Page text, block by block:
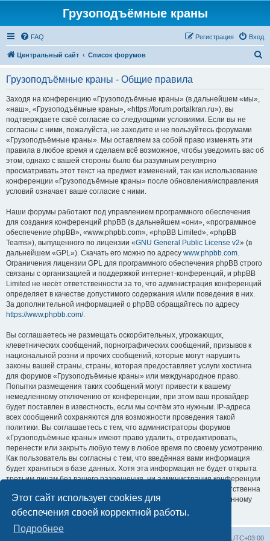
Этот сайт использует cookies для
обеспечения своей корректной работы.
Подробнее
Грузоподъёмные краны
FAQ Вход
Регистрация
Центральный сайт Список форумов
Грузоподъёмные краны - Общие правила
Заходя на конференцию «Грузоподъёмные краны» (в дальнейшем «мы»,
«наш», «Грузоподъёмные краны», «https://forum.portalkran.ru»), вы
подтверждаете своё согласие со следующими условиями. Если вы не
согласны с ними, пожалуйста, не заходите и не пользуйтесь форумами
«Грузоподъёмные краны». Мы оставляем за собой право изменять эти
правила в любое время и сделаем всё возможное, чтобы уведомить вас об
этом, однако с вашей стороны было бы разумным регулярно
просматривать этот текст на предмет изменений, так как использование
конференции «Грузоподъёмные краны» после обновления/исправления
условий означает ваше согласие с ними.
Наши форумы работают под управлением программного обеспечения
для создания конференций phpBB (в дальнейшем «они», «программное
обеспечение phpBB», «www.phpbb.com», «phpBB Limited», «phpBB
Teams»), выпущенного по лицензии «GNU General Public License v2» (в
дальнейшем «GPL»). Скачать его можно по адресу www.phpbb.com.
Ограничения лицензии GPL для программного обеспечения phpBB строго
связаны с организацией и поддержкой интернет-конференций, и phpBB
Limited не несёт ответственности за то, что администрация конференций
определяет в качестве допустимого содержания и/или поведения в них.
За дополнительной информацией о phpBB обращайтесь по адресу
https://www.phpbb.com/.
Вы соглашаетесь не размещать оскорбительных, угрожающих,
клеветнических сообщений, порнографических сообщений, призывов к
национальной розни и прочих сообщений, которые могут нарушить
законы вашей страны, страны, которая предоставляет услуги хостинга
для форумов «Грузоподъёмные краны» или международное право.
Попытки размещения таких сообщений могут привести к вашему
немедленному отключению от конференции, при этом ваш провайдер
будет поставлен в известность, если мы сочтём это нужным. IP-адреса
всех сообщений сохраняются для возможности проведения такой
политики. Вы соглашаетесь с тем, что администраторы форумов
«Грузоподъёмные краны» имеют право удалить, отредактировать,
перенести или закрыть любую тему в любое время по своему усмотрению.
Как пользователь вы согласны с тем, что введённая вами информация
будет храниться в базе данных. Хотя эта информация не будет открыта
третьим лицам без вашего разрешения, ни администрация конференции
«Грузоподъёмные краны», ни phpBB Limited не может быть ответственна
за действия хакеров, которые могут привести к несанкционированному
доступу к ней.
UTC+03:00